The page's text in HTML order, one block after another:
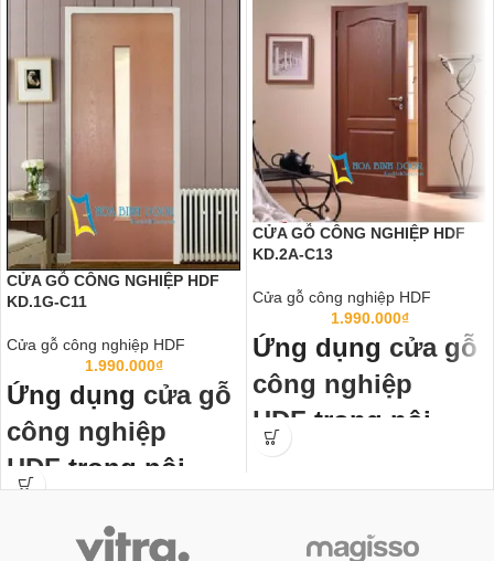
CỬA GỖ CÔNG NGHIỆP HDF
KD.1G-C11
Cửa gỗ công nghiệp HDF
1.990.000₫
Ứng dụng cửa gỗ
công nghiệp
HDF trong nội
Cửa gỗ công nghiệp HDF
CỬA GỖ CÔNG NGHIỆP HDF
KD.2A-C13
Cửa gỗ công nghiệp HDF
1.990.000₫
Ứng dụng cửa gỗ
công nghiệp
HDF trong nội
thất:
văn phòng trong các công trình công